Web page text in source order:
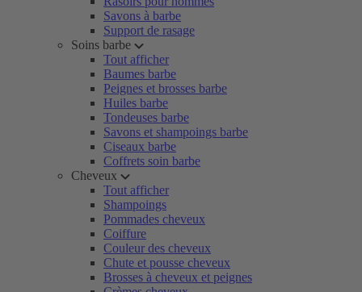
Savons à barbe
Support de rasage
Soins barbe
Tout afficher
Baumes barbe
Peignes et brosses barbe
Huiles barbe
Tondeuses barbe
Savons et shampoings barbe
Ciseaux barbe
Coffrets soin barbe
Cheveux
Tout afficher
Shampoings
Pommades cheveux
Coiffure
Couleur des cheveux
Chute et pousse cheveux
Brosses à cheveux et peignes